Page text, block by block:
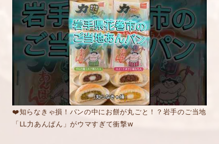
❤️知らなきゃ損！パンの中にお餅が丸ごと！？岩手のご当地
「LL力あんぱん」がウマすぎて衝撃w